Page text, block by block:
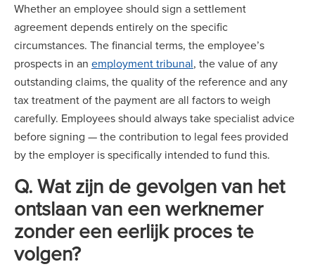
Whether an employee should sign a settlement
agreement depends entirely on the specific
circumstances. The financial terms, the employee’s
prospects in an employment tribunal, the value of any
outstanding claims, the quality of the reference and any
tax treatment of the payment are all factors to weigh
carefully. Employees should always take specialist advice
before signing — the contribution to legal fees provided
by the employer is specifically intended to fund this.
Q. Wat zijn de gevolgen van het
ontslaan van een werknemer
zonder een eerlijk proces te
volgen?